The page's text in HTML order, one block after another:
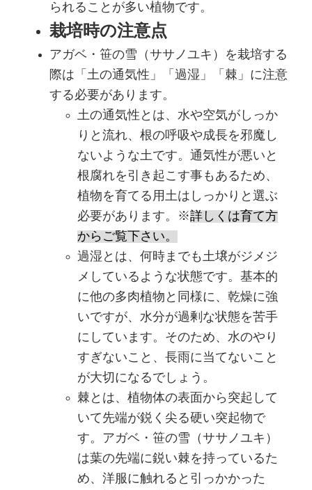
られることが多い植物です。
栽培時の注意点
アガベ・笹の雪（ササノユキ）を栽培する
際は「土の通気性」「過湿」「棘」に注意
する必要があります。
土の通気性とは、水や空気がしっか
りと流れ、根の呼吸や成長を邪魔し
ないような土です。通気性が悪いと
根腐れを引き起こす事もあるため、
植物を育てる用土はしっかりと選ぶ
必要があります。※詳しくは育て方
からご覧下さい。
過湿とは、何時までも土壌がジメジ
メしているような状態です。基本的
に他の多肉植物と同様に、乾燥に強
いですが、水分が過剰な状態を苦手
にしています。そのため、水のやり
すぎないこと、長雨に当てないこと
が大切になるでしょう。
棘とは、植物体の表面から突起して
いて先端が鋭く尖る硬い突起物で
す。アガベ・笹の雪（ササノユキ）
は葉の先端に鋭い棘を持っているた
め、洋服に触れると引っかかった